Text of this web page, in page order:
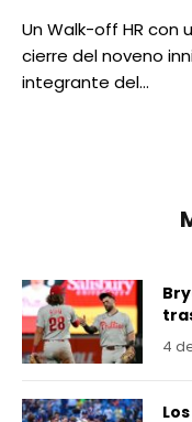
Un Walk-off HR con
cierre del noveno
integrante del…
4